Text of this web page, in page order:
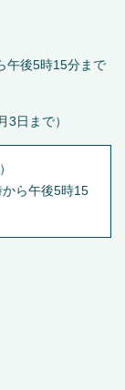
午後5時15分まで
3日まで）
）
ら午後5時15